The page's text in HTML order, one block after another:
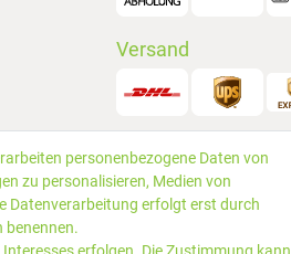
Versand
personenbezogene Daten von
zu personalisieren, Medien von
Datenverarbeitung erfolgt erst durch
benennen.